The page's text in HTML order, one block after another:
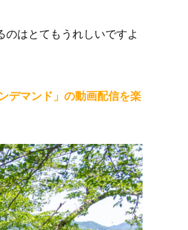
はとてもうれしいですよ
デマンド」の動画配信を楽